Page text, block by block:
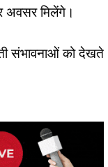
अवसर मिलेंगे।
संभावनाओं को देखते